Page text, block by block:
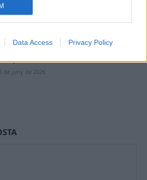
Data Access Privacy Policy
de juny de 2026
“A les Terres de l’Ebre faltarien unes mil
5 de juny de 2026